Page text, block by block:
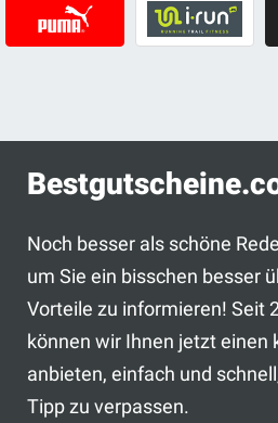
Noch besser als schöne
um Sie ein bisschen besser
Vorteile zu informieren! Seit
können wir Ihnen jetzt einen
anbieten, einfach und
Tipp zu verpassen.